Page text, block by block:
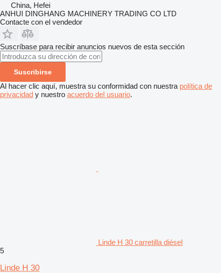
China, Hefei
ANHUI DINGHANG MACHINERY TRADING CO LTD
Contacte con el vendedor
Suscríbase para recibir anuncios nuevos de esta sección
Suscribirse
Al hacer clic aquí, muestra su conformidad con nuestra política de
privacidad y nuestro acuerdo del usuario.
Linde H 30 carretilla diésel
5
Linde H 30